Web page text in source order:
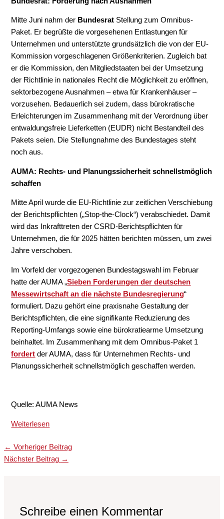
Mitte Juni nahm der Bundesrat Stellung zum Omnibus-
Paket. Er begrüßte die vorgesehenen Entlastungen für
Unternehmen und unterstützte grundsätzlich die von der EU-
Kommission vorgeschlagenen Größenkriterien. Zugleich bat
er die Kommission, den Mitgliedstaaten bei der Umsetzung
der Richtlinie in nationales Recht die Möglichkeit zu eröffnen,
sektorbezogene Ausnahmen – etwa für Krankenhäuser –
vorzusehen. Bedauerlich sei zudem, dass bürokratische
Erleichterungen im Zusammenhang mit der Verordnung über
entwaldungsfreie Lieferketten (EUDR) nicht Bestandteil des
Pakets seien. Die Stellungnahme des Bundestages steht
noch aus.
AUMA: Rechts- und Planungssicherheit schnellstmöglich
schaffen
Mitte April wurde die EU-Richtlinie zur zeitlichen Verschiebung
der Berichtspflichten („Stop-the-Clock“) verabschiedet. Damit
wird das Inkrafttreten der CSRD-Berichtspflichten für
Unternehmen, die für 2025 hätten berichten müssen, um zwei
Jahre verschoben.
Im Vorfeld der vorgezogenen Bundestagswahl im Februar
hatte der AUMA „Sieben Forderungen der deutschen
Messewirtschaft an die nächste Bundesregierung“
formuliert. Dazu gehört eine praxisnahe Gestaltung der
Berichtspflichten, die eine signifikante Reduzierung des
Reporting-Umfangs sowie eine bürokratiearme Umsetzung
beinhaltet. Im Zusammenhang mit dem Omnibus-Paket 1
fordert der AUMA, dass für Unternehmen Rechts- und
Planungssicherheit schnellstmöglich geschaffen werden.
Quelle: AUMA News
Weiterlesen
← Vorheriger Beitrag
Nächster Beitrag →
Schreibe einen Kommentar